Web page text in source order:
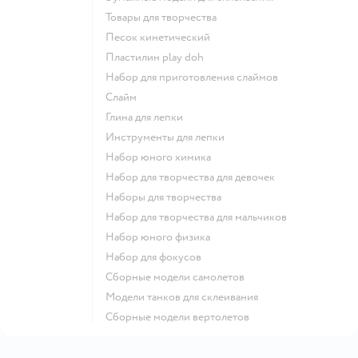
Товары для творчества
Песок кинетический
Пластилин play doh
Набор для приготовления слаймов
Слайм
Глина для лепки
Инструменты для лепки
Набор юного химика
Набор для творчества для девочек
Наборы для творчества
Набор для творчества для мальчиков
Набор юного физика
Набор для фокусов
Сборные модели самолетов
Модели танков для склеивания
Сборные модели вертолетов